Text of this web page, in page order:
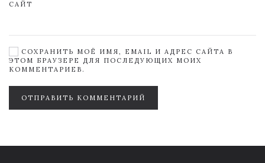
САЙТ
СОХРАНИТЬ МОЁ ИМЯ, EMAIL И АДРЕС САЙТА В
ЭТОМ БРАУЗЕРЕ ДЛЯ ПОСЛЕДУЮЩИХ МОИХ
КОММЕНТАРИЕВ.
ОТПРАВИТЬ КОММЕНТАРИЙ